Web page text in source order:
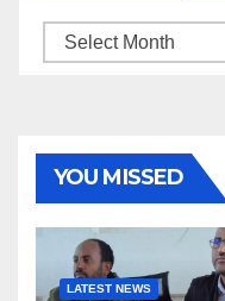
Archives
YOU MISSED
LATEST NEWS